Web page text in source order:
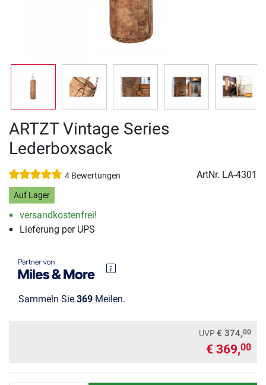
ARTZT Vintage Series
Lederboxsack
4 Bewertungen ArtNr. LA-4301
Auf Lager
versandkostenfrei!
Lieferung per UPS
Sammeln Sie 369 Meilen.
UVP€ 374,00
€ 369,00